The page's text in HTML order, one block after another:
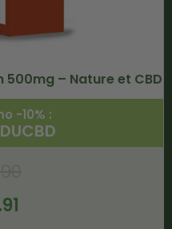
500mg – Nature et CBD
-10% :